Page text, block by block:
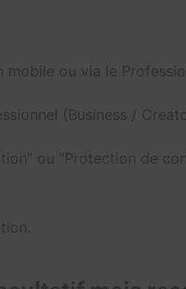
ou via le
(Business /
ou “Protection de